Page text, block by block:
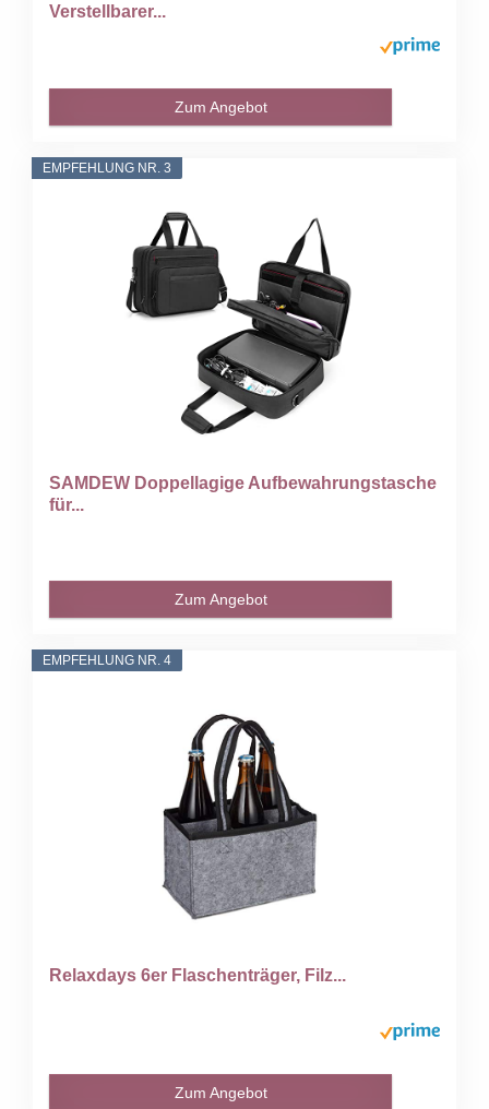
Verstellbarer...
Zum Angebot
EMPFEHLUNG NR. 3
SAMDEW Doppellagige Aufbewahrungstasche
für...
Zum Angebot
EMPFEHLUNG NR. 4
Relaxdays 6er Flaschenträger, Filz...
Zum Angebot